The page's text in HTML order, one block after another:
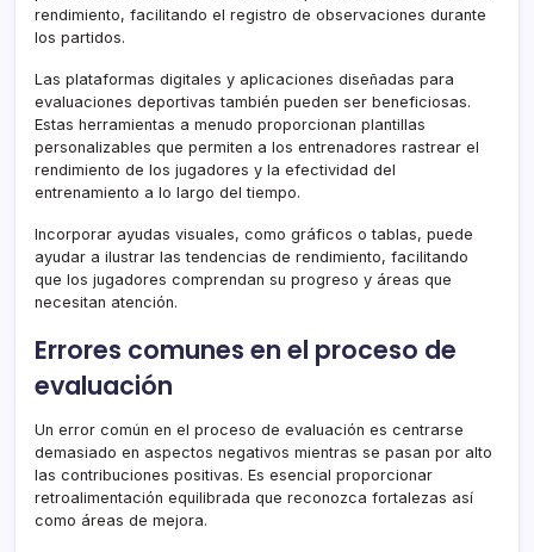
rendimiento, facilitando el registro de observaciones durante
los partidos.
Las plataformas digitales y aplicaciones diseñadas para
evaluaciones deportivas también pueden ser beneficiosas.
Estas herramientas a menudo proporcionan plantillas
personalizables que permiten a los entrenadores rastrear el
rendimiento de los jugadores y la efectividad del
entrenamiento a lo largo del tiempo.
Incorporar ayudas visuales, como gráficos o tablas, puede
ayudar a ilustrar las tendencias de rendimiento, facilitando
que los jugadores comprendan su progreso y áreas que
necesitan atención.
Errores comunes en el proceso de
evaluación
Un error común en el proceso de evaluación es centrarse
demasiado en aspectos negativos mientras se pasan por alto
las contribuciones positivas. Es esencial proporcionar
retroalimentación equilibrada que reconozca fortalezas así
como áreas de mejora.